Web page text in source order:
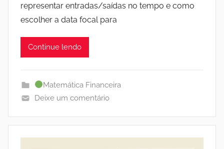
representar entradas/saídas no tempo e como
escolher a data focal para
Continue lendo
Matemática Financeira
Deixe um comentário